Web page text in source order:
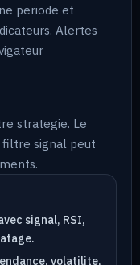
periode et
Alertes
strategie. Le
signal peut
signal, RSI,
volatilite,